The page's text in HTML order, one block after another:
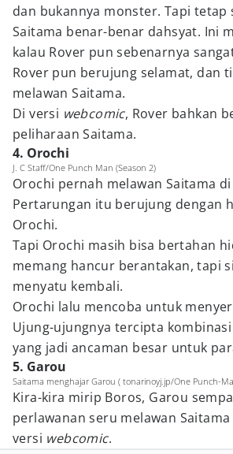
dan bukannya monster. Tapi tetap
Saitama benar-benar dahsyat. Ini
kalau Rover pun sebenarnya
Rover pun berujung selamat, dan
melawan Saitama.
Di versi webcomic, Rover bahkan
peliharaan Saitama.
4. Orochi
J. C Staff/One Punch Man (Season 2)
Orochi pernah melawan Saitama
Pertarungan itu berujung dengan
Orochi.
Tapi Orochi masih bisa bertahan
memang hancur berantakan, tapi
menyatu kembali.
Orochi lalu mencoba untuk
Ujung-ujungnya tercipta
yang jadi ancaman besar untuk
5. Garou
Saitama menghajar Garou ( tonarinoyj.jp/One Punch-
Kira-kira mirip Boros, Garou
perlawanan seru melawan Saitama
versi webcomic.